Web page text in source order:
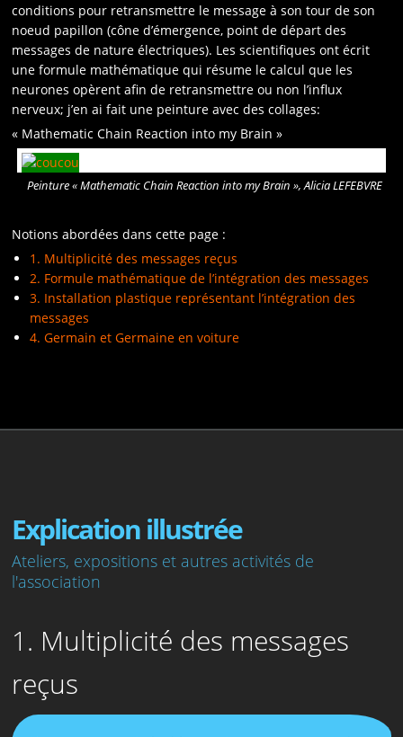
conditions pour retransmettre le message à son tour de son
noeud papillon (cône d’émergence, point de départ des
messages de nature électriques). Les scientifiques ont écrit
une formule mathématique qui résume le calcul que les
neurones opèrent afin de retransmettre ou non l’influx
nerveux; j’en ai fait une peinture avec des collages:
« Mathematic Chain Reaction into my Brain »
Peinture « Mathematic Chain Reaction into my Brain », Alicia LEFEBVRE
Notions abordées dans cette page :
1. Multiplicité des messages reçus
2. Formule mathématique de l’intégration des messages
3. Installation plastique représentant l’intégration des
messages
4. Germain et Germaine en voiture
Explication illustrée
Ateliers, expositions et autres activités de
l'association
1. Multiplicité des messages
reçus